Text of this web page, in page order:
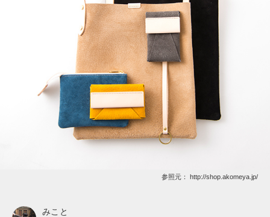
参照元： http://shop.akomeya.jp/
みこと